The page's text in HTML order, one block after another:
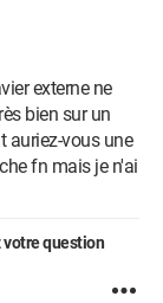
externe ne
bien sur un
auriez-vous une
fn mais je n'ai
votre question